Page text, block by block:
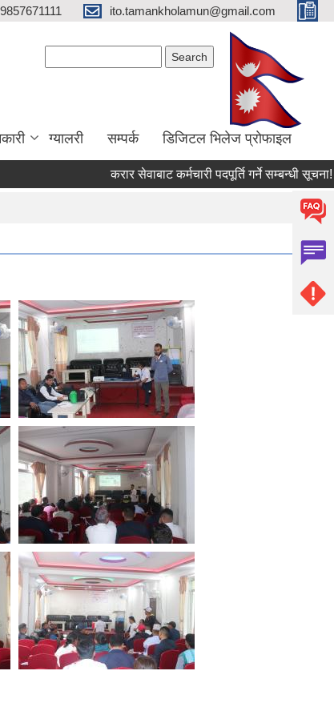
ito.tamankholamun@gmail.com
ग्यालरी सम्पर्क डिजिटल भिलेज प्राेफाइल
करार सेवाबाट कर्मचारी पदपूर्ति गर्ने सम्बन्धी सूचना!